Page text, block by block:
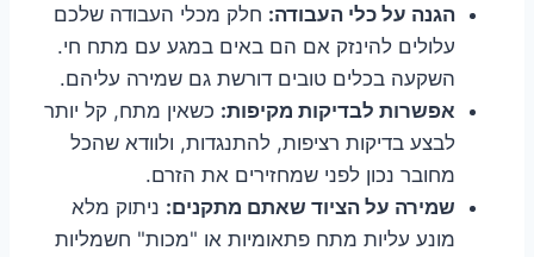
הגנה על כלי העבודה: חלק מכלי העבודה שלכם
עלולים להינזק אם הם באים במגע עם מתח חי.
השקעה בכלים טובים דורשת גם שמירה עליהם.
אפשרות לבדיקות מקיפות: כשאין מתח, קל יותר
לבצע בדיקות רציפות, להתנגדות, ולוודא שהכל
מחובר נכון לפני שמחזירים את הזרם.
שמירה על הציוד שאתם מתקנים: ניתוק מלא
מונע עליות מתח פתאומיות או "מכות" חשמליות